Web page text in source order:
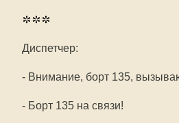
***
Диспетчер:
- Внимание, борт 135,
- Борт 135 на связи!